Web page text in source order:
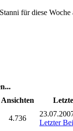
für diese
Ansichten
4.736
Letzter